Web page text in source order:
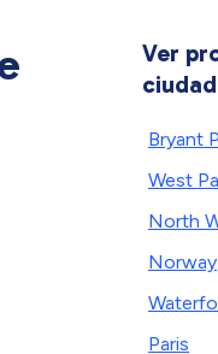
Ver
Bryant
West
North
Norway
Paris